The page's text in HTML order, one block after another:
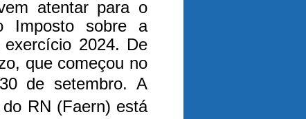
atentar para o
Imposto sobre a
exercício 2024. De
que começou no
de setembro. A
RN (Faern) está